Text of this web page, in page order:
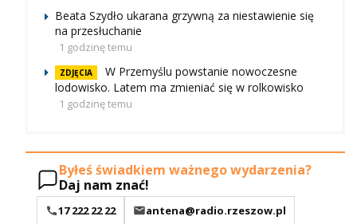
Beata Szydło ukarana grzywną za niestawienie się
na przesłuchanie
1 godzinę temu
ZDJĘCIA
W Przemyślu powstanie nowoczesne
lodowisko. Latem ma zmieniać się w rolkowisko
1 godzinę temu
Byłeś świadkiem ważnego wydarzenia?
Daj nam znać!
17 222 22 22
antena@radio.rzeszow.pl